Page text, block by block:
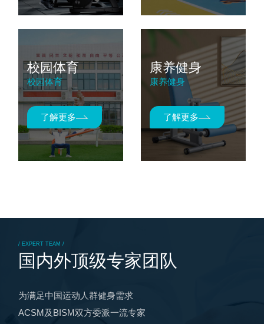
校园体育
校园体育
了解更多
康养健身
康养健身
了解更多
/ EXPERT TEAM /
国内外顶级专家团队
为满足中国运动人群健身需求
ACSM及BISM双方委派一流专家